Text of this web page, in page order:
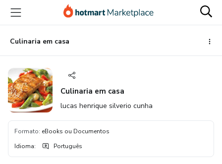
para
conteúdo
principal
para
pagamento
para
rodapéCulinaria em casa
Culinaria em casa
lucas henrique silverio cunha
Formato: eBooks ou Documentos
Idioma: Português